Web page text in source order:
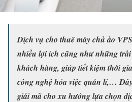
Dịch vụ cho thuê máy chủ ảo
nhiều lợi ích cũng như những trải
khách hàng, giúp tiết kiệm thời
công nghệ hóa việc quản lí,…
giải mã cho xu hướng lựa chọn